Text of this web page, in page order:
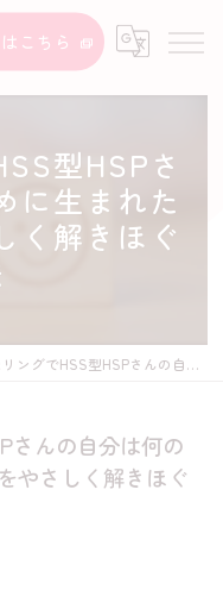
こちら
型HSPさ
に生まれた
く解きほぐ
HSPさんの自分は何のために生まれたのと悩む心をやさしく解きほぐす方法
さんの自分は何の
やさしく解きほぐ